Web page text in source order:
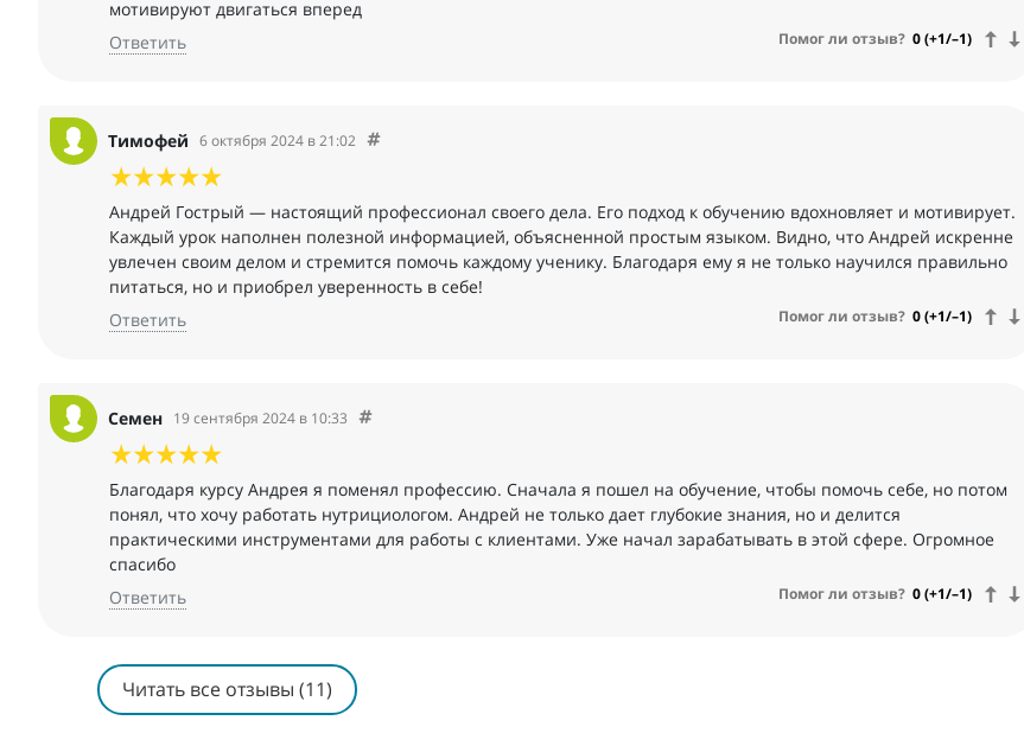
мотивируют двигаться вперед
Ответить
Помог ли отзыв? 0 (+1/–1)
Тимофей 6 октября 2024 в 21:02
Андрей Гострый — настоящий профессионал своего дела. Его подход к обучению вдохновляет и мотивирует.
Каждый урок наполнен полезной информацией, объясненной простым языком. Видно, что Андрей искренне
увлечен своим делом и стремится помочь каждому ученику. Благодаря ему я не только научился правильно
питаться, но и приобрел уверенность в себе!
Ответить
Помог ли отзыв? 0 (+1/–1)
Семен 19 сентября 2024 в 10:33
Благодаря курсу Андрея я поменял профессию. Сначала я пошел на обучение, чтобы помочь себе, но потом
понял, что хочу работать нутрициологом. Андрей не только дает глубокие знания, но и делится
практическими инструментами для работы с клиентами. Уже начал зарабатывать в этой сфере. Огромное
спасибо
Ответить
Помог ли отзыв? 0 (+1/–1)
Читать все отзывы (11)